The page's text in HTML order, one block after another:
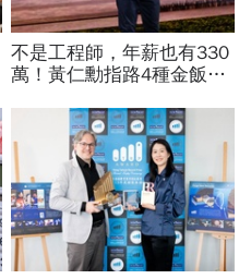
不是工程師，年薪也有330
萬！黃仁勳指路4種金飯
過優渥生活…AI時代搶手職
業曝光